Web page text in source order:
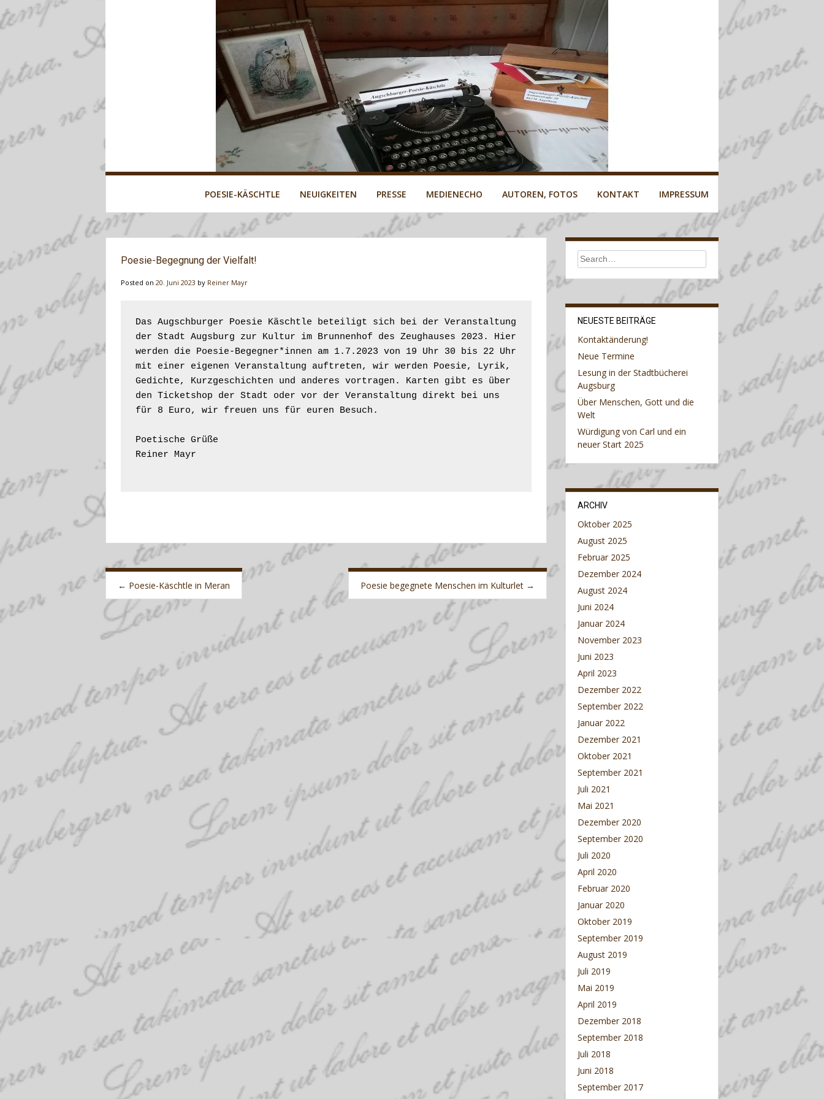
POESIE-KÄSCHTLE NEUIGKEITEN PRESSE MEDIENECHO AUTOREN, FOTOS KONTAKT IMPRESSUM
Poesie-Begegnung der Vielfalt!
Posted on 20. Juni 2023 by Reiner Mayr
Das Augschburger Poesie Käschtle beteiligt sich bei der Veranstaltung
der Stadt Augsburg zur Kultur im Brunnenhof des Zeughauses 2023. Hier
werden die Poesie-Begegner*innen am 1.7.2023 von 19 Uhr 30 bis 22 Uhr
mit einer eigenen Veranstaltung auftreten, wir werden Poesie, Lyrik,
Gedichte, Kurzgeschichten und anderes vortragen. Karten gibt es über
den Ticketshop der Stadt oder vor der Veranstaltung direkt bei uns
für 8 Euro, wir freuen uns für euren Besuch.
Poetische Grüße
Reiner Mayr
Post
navigation
← Poesie-Käschtle in Meran Poesie begegnete Menschen im Kulturlet →
NEUESTE BEITRÄGE
Kontaktänderung!
Neue Termine
Lesung in der Stadtbücherei
Augsburg
Über Menschen, Gott und die
Welt
Würdigung von Carl und ein
neuer Start 2025
ARCHIV
Oktober 2025
August 2025
Februar 2025
Dezember 2024
August 2024
Juni 2024
Januar 2024
November 2023
Juni 2023
April 2023
Dezember 2022
September 2022
Januar 2022
Dezember 2021
Oktober 2021
September 2021
Juli 2021
Mai 2021
Dezember 2020
September 2020
Juli 2020
April 2020
Februar 2020
Januar 2020
Oktober 2019
September 2019
August 2019
Juli 2019
Mai 2019
April 2019
Dezember 2018
September 2018
Juli 2018
Juni 2018
September 2017